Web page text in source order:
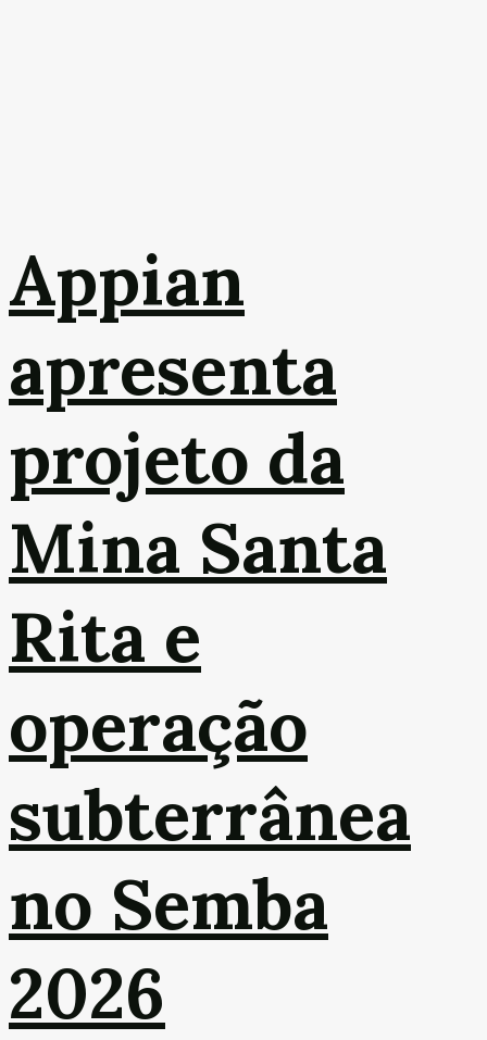
Appian
apresenta
projeto da
Mina Santa
Rita e
operação
subterrânea
no Semba
2026